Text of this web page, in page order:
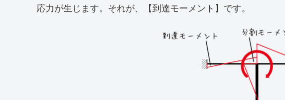
応力が生じます。それが、【到達モーメント】です。